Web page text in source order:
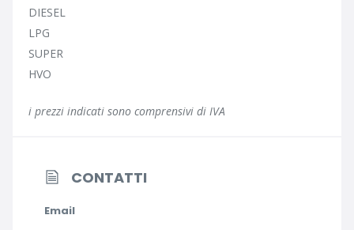
DIESEL
LPG
SUPER
HVO
i prezzi indicati sono comprensivi di IVA
CONTATTI
Email